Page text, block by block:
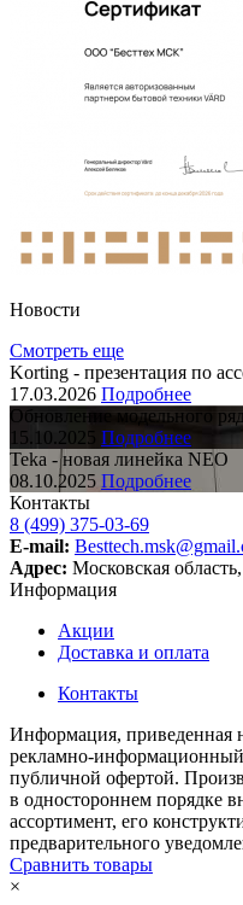
Новости
Смотреть еще
Korting - презентация по
17.03.2026 Подробнее
Обновление модельного
15.10.2025 Подробнее
Teka - новая линейка NEO
08.10.2025 Подробнее
Контакты
8 (499) 375-03-69
E-mail:
Адрес: Московская
Информация
Акции
Доставка и оплата
Контакты
Информация, приведенная
рекламно-информационный
публичной офертой.
в одностороннем порядке
ассортимент, его
предварительного
Сравнить товары
×